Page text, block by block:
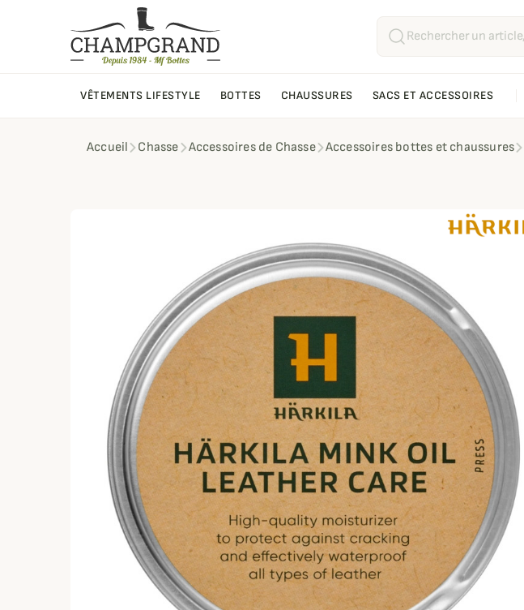
VÊTEMENTS LIFESTYLE BOTTES CHAUSSURES SACS ET ACCESSOIRES
Accueil Chasse Accessoires de Chasse Accessoires bottes et chaussures